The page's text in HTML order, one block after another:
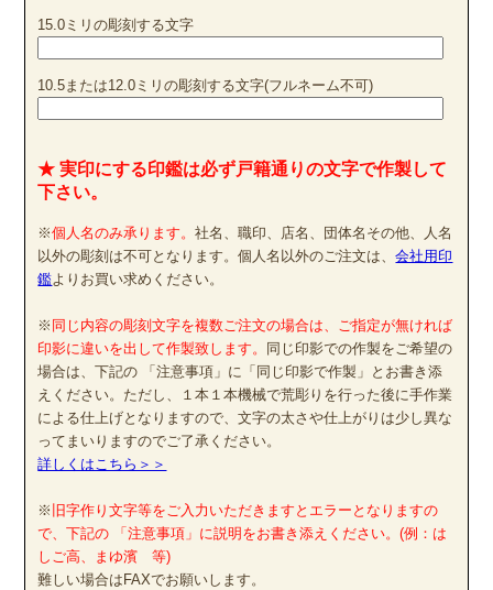
15.0ミリの彫刻する文字
10.5または12.0ミリの彫刻する文字(フルネーム不可)
★ 実印にする印鑑は必ず戸籍通りの文字で作製して
下さい。
※個人名のみ承ります。社名、職印、店名、団体名その他、人名
以外の彫刻は不可となります。個人名以外のご注文は、会社用印
鑑よりお買い求めください。
※ 同じ内容の彫刻文字を複数ご注文の場合は、ご指定が無ければ
印影に違いを出して作製致します。 同じ印影での作製をご希望の
場合は、下記の 「注意事項」に「同じ印影で作製」とお書き添
えください。ただし、１本１本機械で荒彫りを行った後に手作業
による仕上げとなりますので、文字の太さや仕上がりは少し異な
ってまいりますのでご了承ください。
詳しくはこちら＞＞
※ 旧字作り文字等をご入力いただきますとエラーとなりますの
で、下記の 「注意事項」に説明をお書き添えください。(例：は
しご高、まゆ濱 等)
難しい場合はFAXでお願いします。